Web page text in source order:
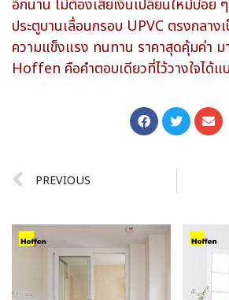
อีกนาน ไม่ต้องเสียเงินเปลี่ยนใหม่บ่อย
ประตูบานเลื่อนกรอบ UPVC ตรงกลาง
ความแข็งแรง ทนทาน ราคาสุดคุ้มค่า ม
Hoffen คือคำตอบเดียวที่ไว้วางใจได้แ
PREVIOUS